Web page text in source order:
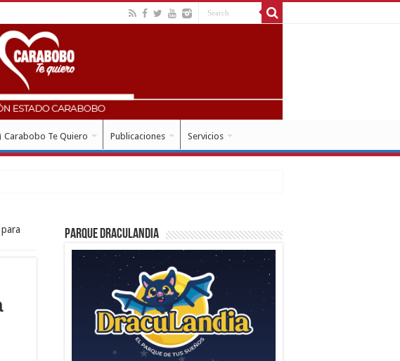
Carabobo Te Quiero Publicaciones Servicios
Parque Draculandia